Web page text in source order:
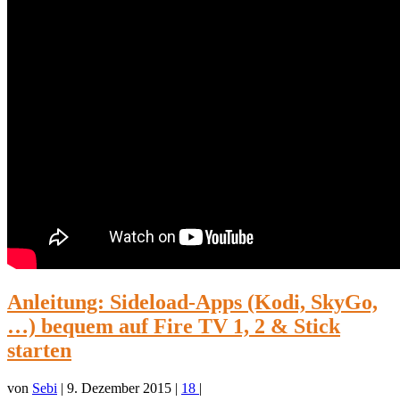
Anleitung: Sideload-Apps (Kodi, SkyGo,
…) bequem auf Fire TV 1, 2 & Stick
starten
von Sebi | 9. Dezember 2015 | 18 |